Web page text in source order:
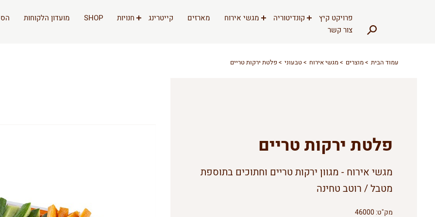
פרויקט קיץ קונדיטוריה מגשי אירוח מארזים קייטרינג חנויות SHOP מועדון הלקוחות
צור קשר
עמוד הבית מוצרים מגשי אירוח טבעוני פלטת ירקות טריים
פלטת ירקות טריים
מגשי אירוח - מגוון ירקות טריים וחתוכים בתוספת
מטבל / רוטב טחינה
מק"ט: 46000